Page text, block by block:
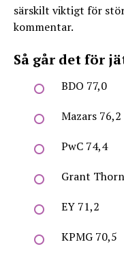
särskilt viktigt för
kommentar.
Så går det för
BDO 77,0
Mazars 76,2
PwC 74,4
Grant
EY 71,2
KPMG 70,5